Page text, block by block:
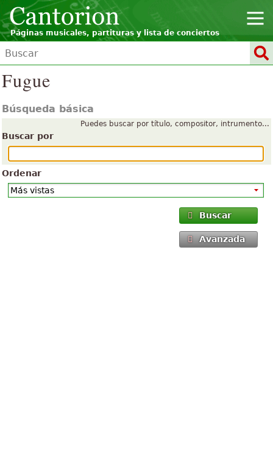
Páginas musicales, partituras y lista de conciertos
Fugue
Búsqueda básica
Puedes buscar por título, compositor, intrumento...
Buscar por
Ordenar
Buscar
Avanzada